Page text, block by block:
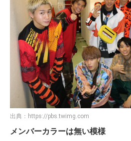
出典： https://pbs.twimg.com
メンバーカラーは無い模様